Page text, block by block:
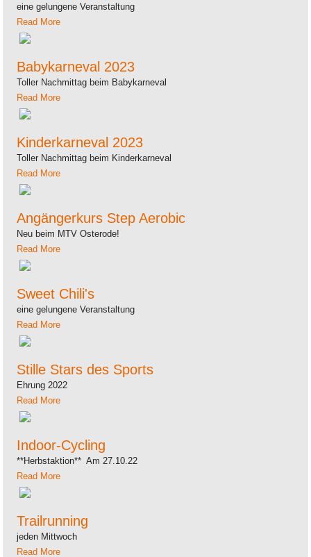
eine gelungene Veranstaltung
Read More
Babykarneval 2023
Toller Nachmittag beim Babykarneval
Read More
Kinderkarneval 2023
Toller Nachmittag beim Kinderkarneval
Read More
Angängerkurs Step Aerobic
Neu beim MTV Osterode!
Read More
Sweet Chili's
eine gelungene Veranstaltung
Read More
Stille Stars des Sports
Ehrung 2022
Read More
Indoor-Cycling
**Herbstaktion** Am 27.10.22
Read More
Trailrunning
jeden Mittwoch
Read More